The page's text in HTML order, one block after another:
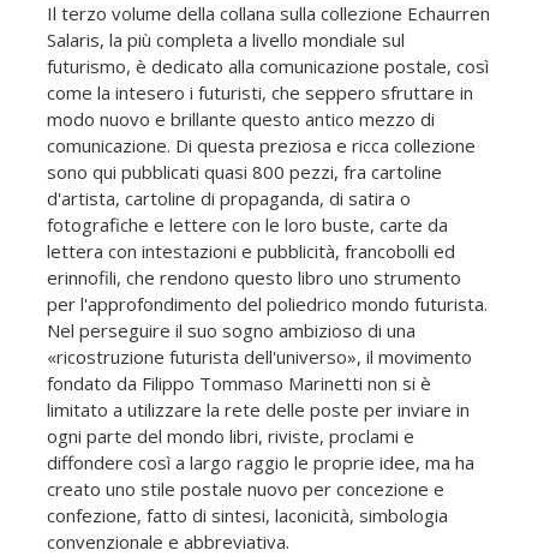
Il terzo volume della collana sulla collezione Echaurren
Salaris, la più completa a livello mondiale sul
futurismo, è dedicato alla comunicazione postale, così
come la intesero i futuristi, che seppero sfruttare in
modo nuovo e brillante questo antico mezzo di
comunicazione. Di questa preziosa e ricca collezione
sono qui pubblicati quasi 800 pezzi, fra cartoline
d'artista, cartoline di propaganda, di satira o
fotografiche e lettere con le loro buste, carte da
lettera con intestazioni e pubblicità, francobolli ed
erinnofili, che rendono questo libro uno strumento
per l'approfondimento del poliedrico mondo futurista.
Nel perseguire il suo sogno ambizioso di una
«ricostruzione futurista dell'universo», il movimento
fondato da Filippo Tommaso Marinetti non si è
limitato a utilizzare la rete delle poste per inviare in
ogni parte del mondo libri, riviste, proclami e
diffondere così a largo raggio le proprie idee, ma ha
creato uno stile postale nuovo per concezione e
confezione, fatto di sintesi, laconicità, simbologia
convenzionale e abbreviativa.